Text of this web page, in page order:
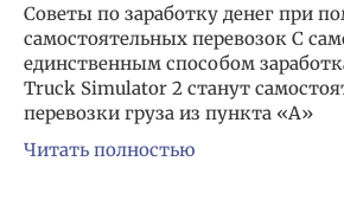
Советы по заработку денег при
самостоятельных перевозок С
единственным способом
Truck Simulator 2 станут
перевозки груза из пункта «А»
Читать полностью